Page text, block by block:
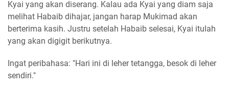
Kyai yang akan diserang. Kalau ada Kyai yang diam saja
melihat Habaib dihajar, jangan harap Mukimad akan
berterima kasih. Justru setelah Habaib selesai, Kyai itulah
yang akan digigit berikutnya.
Ingat peribahasa: "Hari ini di leher tetangga, besok di leher
sendiri."